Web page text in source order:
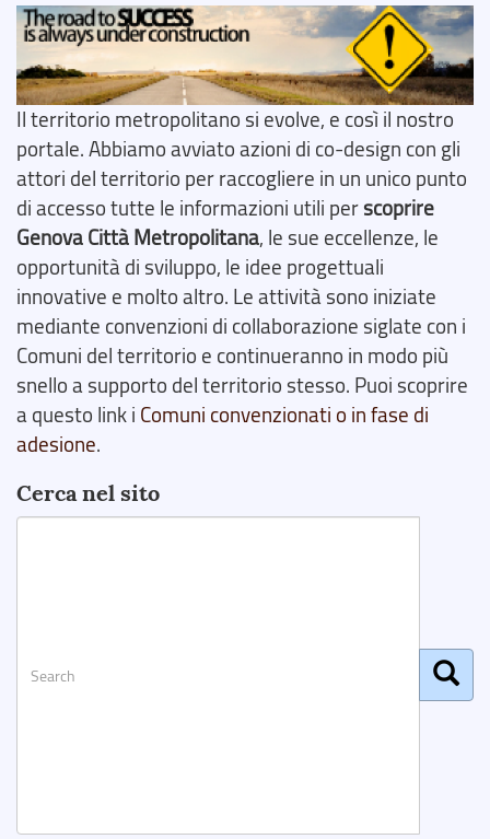
Il territorio metropolitano si evolve, e così il nostro
portale. Abbiamo avviato azioni di co-design con gli
attori del territorio per raccogliere in un unico punto
di accesso tutte le informazioni utili perscoprire
Genova Città Metropolitana, le sue eccellenze, le
opportunità di sviluppo, le idee progettuali
innovative e molto altro. Le attività sono iniziate
mediante convenzioni di collaborazione siglate con i
Comuni del territorio e continueranno in modo più
snello a supporto del territorio stesso. Puoi scoprire
a questo link i Comuni convenzionati o in fase di
adesione.
Cerca nel sito